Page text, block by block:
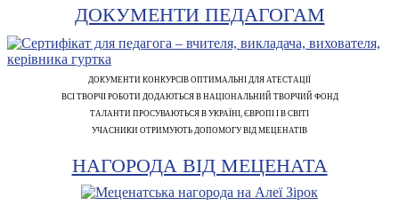
ДОКУМЕНТИ ПЕДАГОГАМ
ДОКУМЕНТИ КОНКУРСІВ ОПТИМАЛЬНІ ДЛЯ АТЕСТАЦІЇ
ВСІ ТВОРЧІ РОБОТИ ДОДАЮТЬСЯ В НАЦІОНАЛЬНИЙ ТВОРЧИЙ ФОНД
ТАЛАНТИ ПРОСУВАЮТЬСЯ В УКРАЇНІ, ЄВРОПІ І В СВІТІ
УЧАСНИКИ ОТРИМУЮТЬ ДОПОМОГУ ВІД МЕЦЕНАТІВ
НАГОРОДА ВІД МЕЦЕНАТА